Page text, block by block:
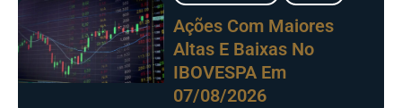
Ações Com Maiores
Altas E Baixas No
IBOVESPA Em
07/08/2026